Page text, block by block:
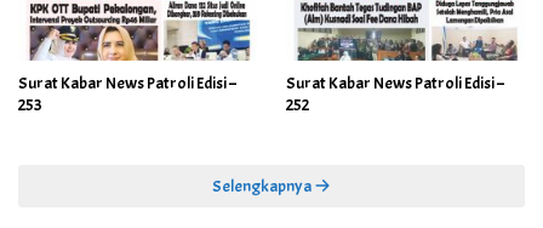
Surat Kabar News Patroli Edisi –
253
Surat Kabar News Patroli Edisi –
252
Selengkapnya